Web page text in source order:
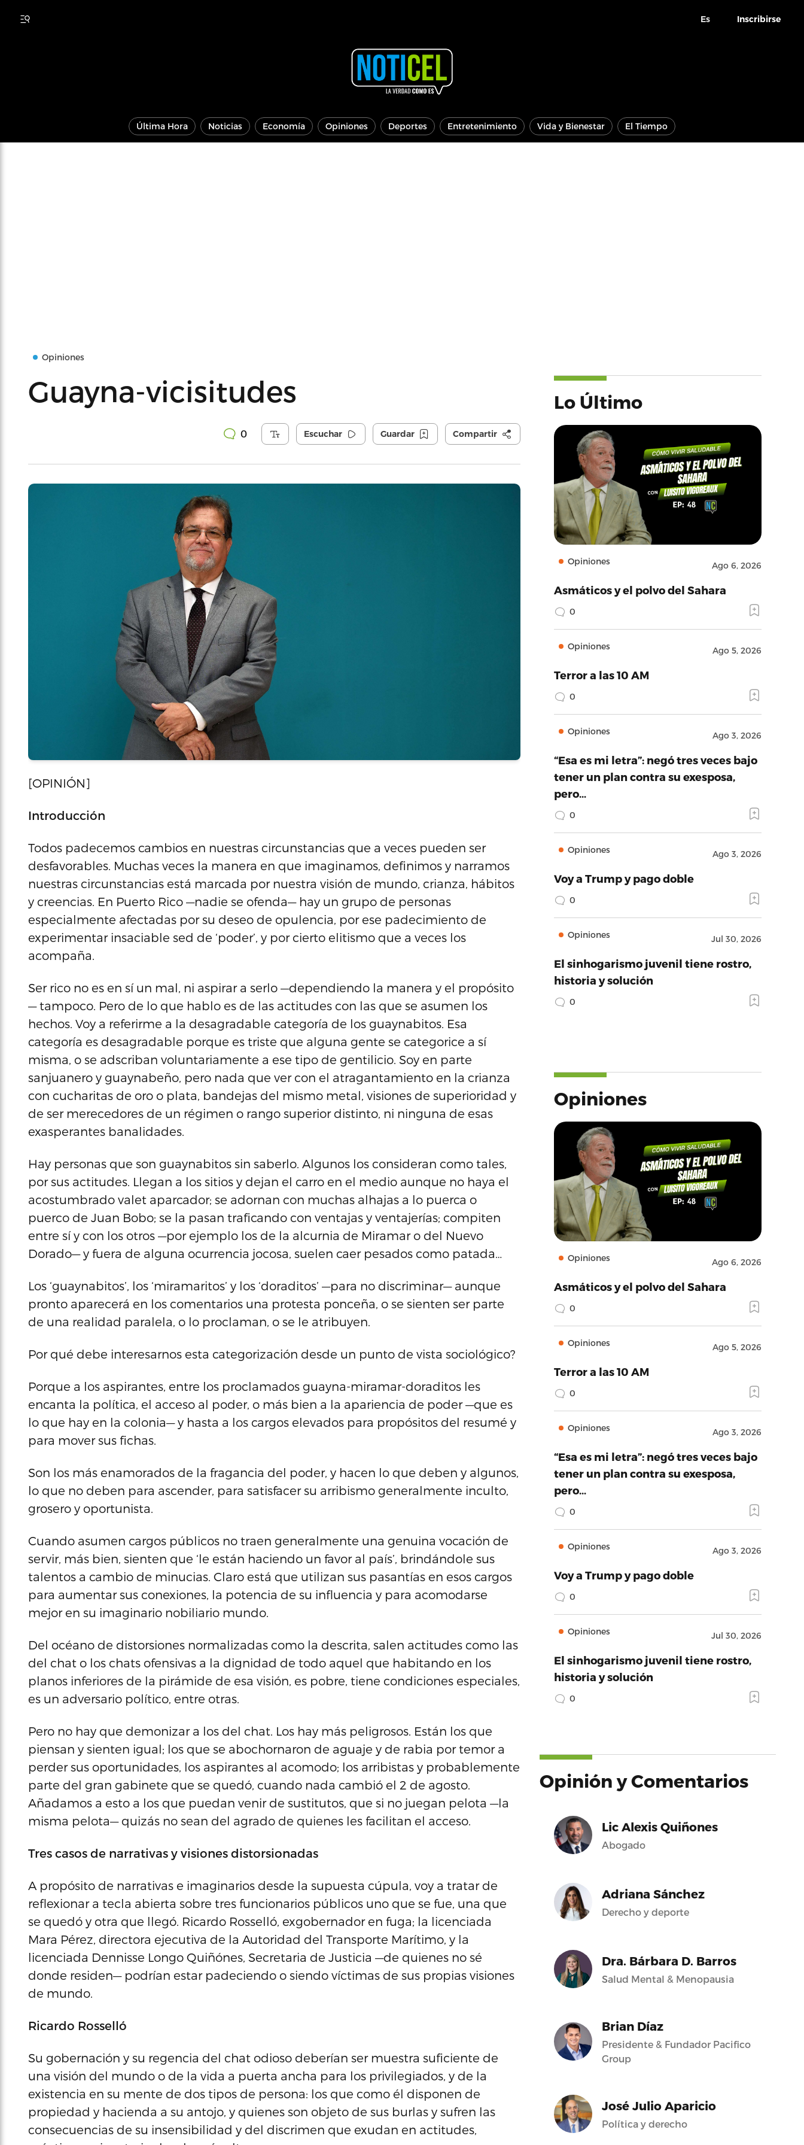
Es Inscribirse
Última Hora Noticias Economía Opiniones Deportes Entretenimiento Vida y Bienestar El Tiempo
Opiniones
Guayna-vicisitudes
0 Escuchar Guardar Compartir
[OPINIÓN]
Introducción
Todos padecemos cambios en nuestras circunstancias que a veces pueden ser
desfavorables. Muchas veces la manera en que imaginamos, definimos y narramos
nuestras circunstancias está marcada por nuestra visión de mundo, crianza, hábitos
y creencias. En Puerto Rico —nadie se ofenda— hay un grupo de personas
especialmente afectadas por su deseo de opulencia, por ese padecimiento de
experimentar insaciable sed de ‘poder’, y por cierto elitismo que a veces los
acompaña.
Ser rico no es en sí un mal, ni aspirar a serlo —dependiendo la manera y el propósito
— tampoco. Pero de lo que hablo es de las actitudes con las que se asumen los
hechos. Voy a referirme a la desagradable categoría de los guaynabitos. Esa
categoría es desagradable porque es triste que alguna gente se categorice a sí
misma, o se adscriban voluntariamente a ese tipo de gentilicio. Soy en parte
sanjuanero y guaynabeño, pero nada que ver con el atragantamiento en la crianza
con cucharitas de oro o plata, bandejas del mismo metal, visiones de superioridad y
de ser merecedores de un régimen o rango superior distinto, ni ninguna de esas
exasperantes banalidades.
Hay personas que son guaynabitos sin saberlo. Algunos los consideran como tales,
por sus actitudes. Llegan a los sitios y dejan el carro en el medio aunque no haya el
acostumbrado valet aparcador; se adornan con muchas alhajas a lo puerca o
puerco de Juan Bobo; se la pasan traficando con ventajas y ventajerías; compiten
entre sí y con los otros —por ejemplo los de la alcurnia de Miramar o del Nuevo
Dorado— y fuera de alguna ocurrencia jocosa, suelen caer pesados como patada…
Los ‘guaynabitos’, los ‘miramaritos’ y los ‘doraditos’ —para no discriminar— aunque
pronto aparecerá en los comentarios una protesta ponceña, o se sienten ser parte
de una realidad paralela, o lo proclaman, o se le atribuyen.
Por qué debe interesarnos esta categorización desde un punto de vista sociológico?
Porque a los aspirantes, entre los proclamados guayna-miramar-doraditos les
encanta la política, el acceso al poder, o más bien a la apariencia de poder —que es
lo que hay en la colonia— y hasta a los cargos elevados para propósitos del resumé y
para mover sus fichas.
Son los más enamorados de la fragancia del poder, y hacen lo que deben y algunos,
lo que no deben para ascender, para satisfacer su arribismo generalmente inculto,
grosero y oportunista.
Cuando asumen cargos públicos no traen generalmente una genuina vocación de
servir, más bien, sienten que ‘le están haciendo un favor al país’, brindándole sus
talentos a cambio de minucias. Claro está que utilizan sus pasantías en esos cargos
para aumentar sus conexiones, la potencia de su influencia y para acomodarse
mejor en su imaginario nobiliario mundo.
Del océano de distorsiones normalizadas como la descrita, salen actitudes como las
del chat o los chats ofensivas a la dignidad de todo aquel que habitando en los
planos inferiores de la pirámide de esa visión, es pobre, tiene condiciones especiales,
es un adversario político, entre otras.
Pero no hay que demonizar a los del chat. Los hay más peligrosos. Están los que
piensan y sienten igual; los que se abochornaron de aguaje y de rabia por temor a
perder sus oportunidades, los aspirantes al acomodo; los arribistas y probablemente
parte del gran gabinete que se quedó, cuando nada cambió el 2 de agosto.
Añadamos a esto a los que puedan venir de sustitutos, que si no juegan pelota —la
misma pelota— quizás no sean del agrado de quienes les facilitan el acceso.
Tres casos de narrativas y visiones distorsionadas
A propósito de narrativas e imaginarios desde la supuesta cúpula, voy a tratar de
reflexionar a tecla abierta sobre tres funcionarios públicos uno que se fue, una que
se quedó y otra que llegó. Ricardo Rosselló, exgobernador en fuga; la licenciada
Mara Pérez, directora ejecutiva de la Autoridad del Transporte Marítimo, y la
licenciada Dennisse Longo Quiñónes, Secretaria de Justicia —de quienes no sé
donde residen— podrían estar padeciendo o siendo víctimas de sus propias visiones
de mundo.
Ricardo Rosselló
Su gobernación y su regencia del chat odioso deberían ser muestra suficiente de
una visión del mundo o de la vida a puerta ancha para los privilegiados, y de la
existencia en su mente de dos tipos de persona: los que como él disponen de
propiedad y hacienda a su antojo, y quienes son objeto de sus burlas y sufren las
consecuencias de su insensibilidad y del discrimen que exudan en actitudes,
Lo Último
Opiniones Ago 6, 2026
Asmáticos y el polvo del Sahara
0
Opiniones Ago 5, 2026
Terror a las 10 AM
0
Opiniones Ago 3, 2026
“Esa es mi letra”: negó tres veces bajo
tener un plan contra su exesposa,
pero…
0
Opiniones Ago 3, 2026
Voy a Trump y pago doble
0
Opiniones Jul 30, 2026
El sinhogarismo juvenil tiene rostro,
historia y solución
0
Opiniones
Opiniones Ago 6, 2026
Asmáticos y el polvo del Sahara
0
Opiniones Ago 5, 2026
Terror a las 10 AM
0
Opiniones Ago 3, 2026
“Esa es mi letra”: negó tres veces bajo
tener un plan contra su exesposa,
pero…
0
Opiniones Ago 3, 2026
Voy a Trump y pago doble
0
Opiniones Jul 30, 2026
El sinhogarismo juvenil tiene rostro,
historia y solución
0
Opinión y Comentarios
Lic Alexis Quiñones
Abogado
Adriana Sánchez
Derecho y deporte
Dra. Bárbara D. Barros
Salud Mental & Menopausia
Brian Díaz
Presidente & Fundador Pacifico
Group
José Julio Aparicio
Política y derecho